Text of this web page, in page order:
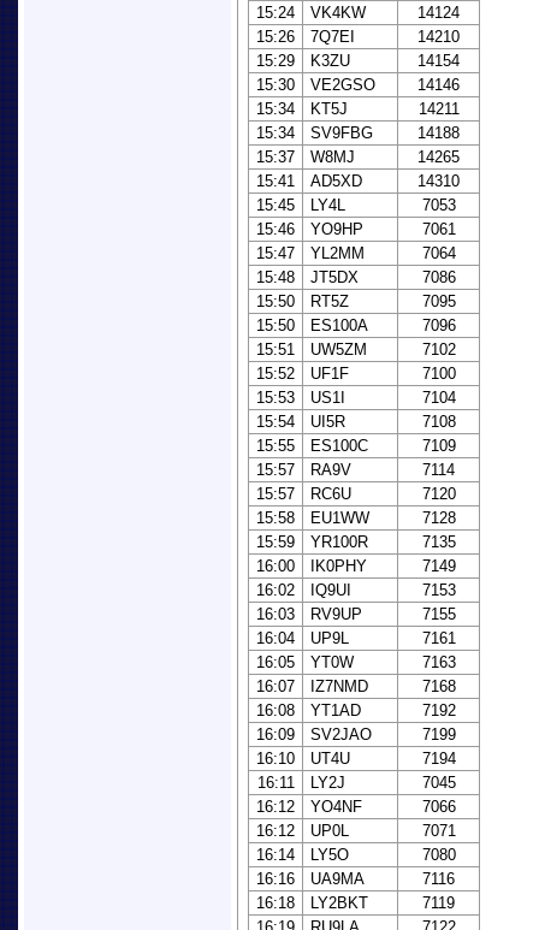
15:24
VK4KW
14124
15:26
7Q7EI
14210
15:29
K3ZU
14154
15:30
VE2GSO
14146
15:34
KT5J
14211
15:34
SV9FBG
14188
15:37
W8MJ
14265
15:41
AD5XD
14310
15:45
LY4L
7053
15:46
YO9HP
7061
15:47
YL2MM
7064
15:48
JT5DX
7086
15:50
RT5Z
7095
15:50
ES100A
7096
15:51
UW5ZM
7102
15:52
UF1F
7100
15:53
US1I
7104
15:54
UI5R
7108
15:55
ES100C
7109
15:57
RA9V
7114
15:57
RC6U
7120
15:58
EU1WW
7128
15:59
YR100R
7135
16:00
IK0PHY
7149
16:02
IQ9UI
7153
16:03
RV9UP
7155
16:04
UP9L
7161
16:05
YT0W
7163
16:07
IZ7NMD
7168
16:08
YT1AD
7192
16:09
SV2JAO
7199
16:10
UT4U
7194
16:11
LY2J
7045
16:12
YO4NF
7066
16:12
UP0L
7071
16:14
LY5O
7080
16:16
UA9MA
7116
16:18
LY2BKT
7119